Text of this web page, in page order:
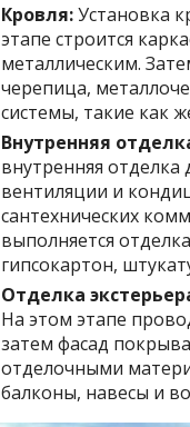
Кровля:Установка
этапе строится
металлическим.
черепица,
системы, такие как
Внутренняя
внутренняя отделка
вентиляции и
сантехнических
выполняется
гипсокартон,
Отделка
На этом этапе
затем фасад
отделочными
балконы, навесы и